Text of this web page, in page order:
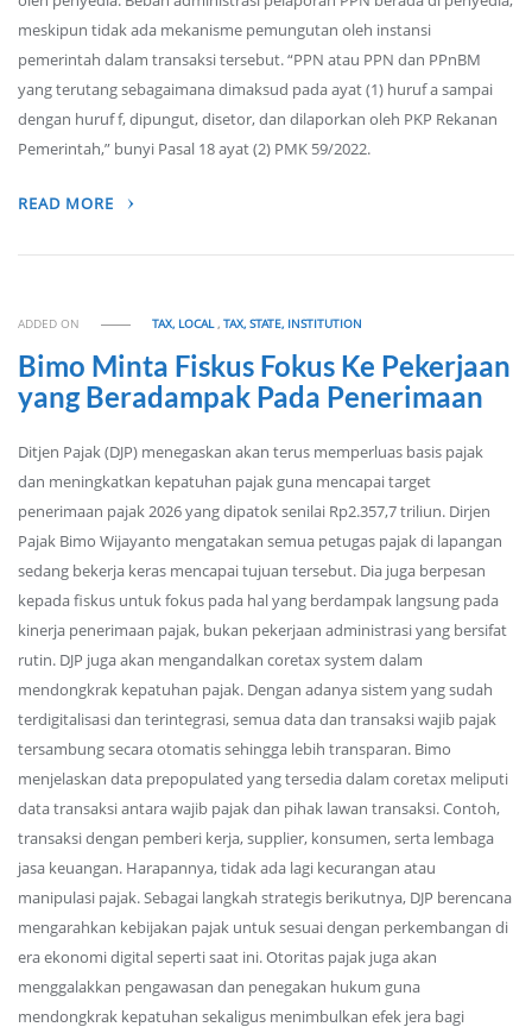
meskipun tidak ada mekanisme pemungutan oleh instansi
pemerintah dalam transaksi tersebut. “PPN atau PPN dan PPnBM
yang terutang sebagaimana dimaksud pada ayat (1) huruf a sampai
dengan huruf f, dipungut, disetor, dan dilaporkan oleh PKP Rekanan
Pemerintah,” bunyi Pasal 18 ayat (2) PMK 59/2022.
READ MORE
ADDED ON TAX, LOCAL,TAX, STATE, INSTITUTION
Bimo Minta Fiskus Fokus Ke Pekerjaan
yang Beradampak Pada Penerimaan
Ditjen Pajak (DJP) menegaskan akan terus memperluas basis pajak
dan meningkatkan kepatuhan pajak guna mencapai target
penerimaan pajak 2026 yang dipatok senilai Rp2.357,7 triliun. Dirjen
Pajak Bimo Wijayanto mengatakan semua petugas pajak di lapangan
sedang bekerja keras mencapai tujuan tersebut. Dia juga berpesan
kepada fiskus untuk fokus pada hal yang berdampak langsung pada
kinerja penerimaan pajak, bukan pekerjaan administrasi yang bersifat
rutin. DJP juga akan mengandalkan coretax system dalam
mendongkrak kepatuhan pajak. Dengan adanya sistem yang sudah
terdigitalisasi dan terintegrasi, semua data dan transaksi wajib pajak
tersambung secara otomatis sehingga lebih transparan. Bimo
menjelaskan data prepopulated yang tersedia dalam coretax meliputi
data transaksi antara wajib pajak dan pihak lawan transaksi. Contoh,
transaksi dengan pemberi kerja, supplier, konsumen, serta lembaga
jasa keuangan. Harapannya, tidak ada lagi kecurangan atau
manipulasi pajak. Sebagai langkah strategis berikutnya, DJP berencana
mengarahkan kebijakan pajak untuk sesuai dengan perkembangan di
era ekonomi digital seperti saat ini. Otoritas pajak juga akan
menggalakkan pengawasan dan penegakan hukum guna
mendongkrak kepatuhan sekaligus menimbulkan efek jera bagi